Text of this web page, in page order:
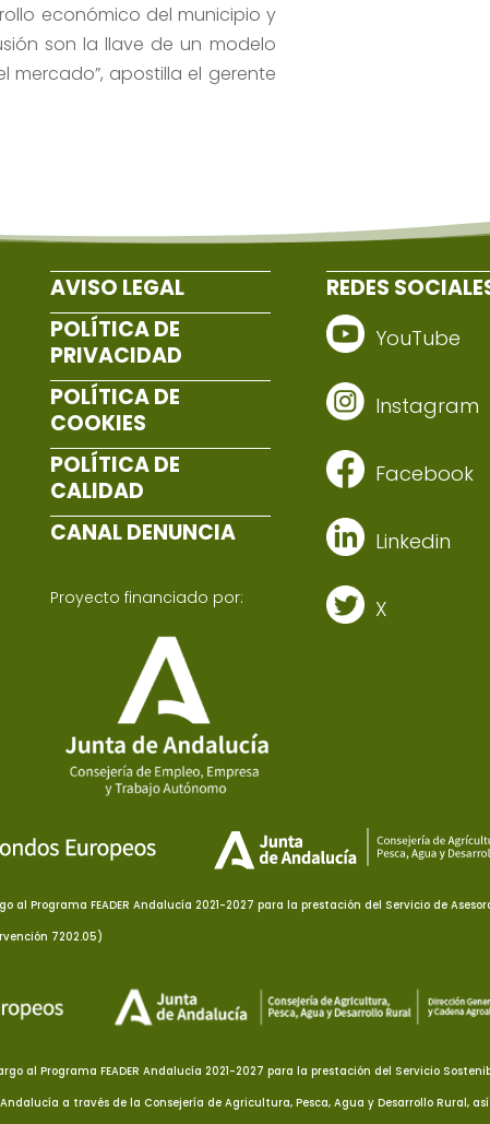
económico del municipio y
son la llave de un modelo
apostilla el gerente
AVISO LEGAL
POLÍTICA DE
PRIVACIDAD
POLÍTICA DE
COOKIES
POLÍTICA DE
CALIDAD
CANAL DENUNCIA
Proyecto financiado por:
REDES
YouTube
Instagram
Facebook
Linkedin
X
Programa FEADER Andalucía 2021-2027 para la prestación del Servicio de
7202.05)
Programa FEADER Andalucía 2021-2027 para la prestación del Servicio
a través de la Consejería de Agricultura, Pesca, Agua y Desarrollo Rural,